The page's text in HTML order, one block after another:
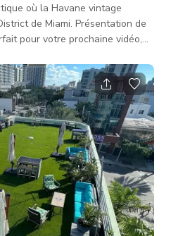
où la Havane vintage
Présentation de
pour votre prochaine vidéo,
coin nord-ouest de la 19e rue
historique de style Art déco
rustiques et tropicaux avec une